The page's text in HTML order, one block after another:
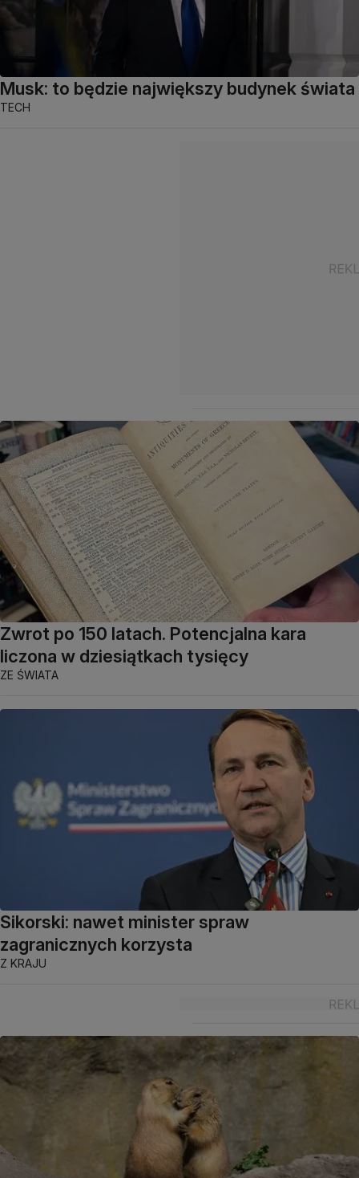
Musk: to będzie największy budynek świata
TECH
Zwrot po 150 latach. Potencjalna kara
liczona w dziesiątkach tysięcy
ZE ŚWIATA
Sikorski: nawet minister spraw
zagranicznych korzysta
Z KRAJU